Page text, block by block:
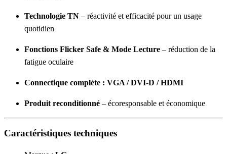
Technologie TN – réactivité et efficacité pour un usage
quotidien
Fonctions Flicker Safe & Mode Lecture – réduction de la
fatigue oculaire
Connectique complète : VGA / DVI-D / HDMI
Produit reconditionné – écoresponsable et économique
Caractéristiques techniques